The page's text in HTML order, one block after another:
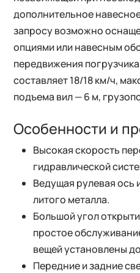
дополнительное
запросу возможно
опциями или навесным
передвижения
составляет 18/18 км/ч,
подъема вил — 6 м,
Особенности и
Высокая скорость
гидравлической
Ведущая рулевая ось
литого металла.
Большой угол
простое
вещей установлены
Передние и задние